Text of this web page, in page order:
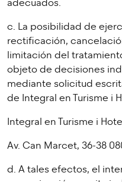
adecuados.
c. La posibilidad de
rectificación,
limitación del
objeto de decisiones
mediante solicitud
de Integral en Turisme i
Integral en Turisme i
Av. Can Marcet, 36-38
d. A tales efectos, el